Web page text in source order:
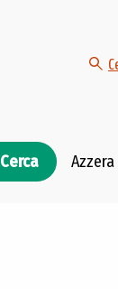
Cerca Azzera